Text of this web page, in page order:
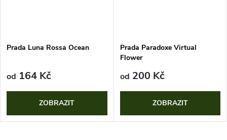
Prada Luna Rossa Ocean
od 164 Kč
ZOBRAZIT
Prada Paradoxe Virtual
Flower
od 200 Kč
ZOBRAZIT